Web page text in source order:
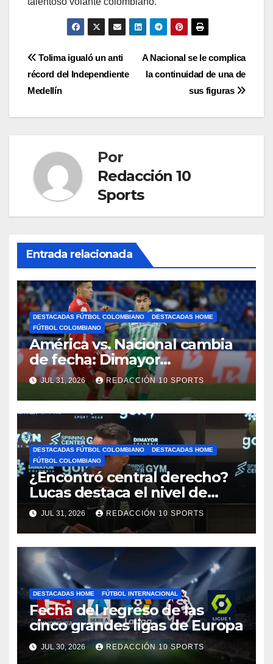
A Nacional se le complica
la continuidad de una de
sus figuras
Tolima igualó un anti
récord del Independiente
Medellín
Por
Redacción 10
Sports
Entrada relacionada
DESTACADAS FÚTBOL COLOMBIANO
DESTACADAS HOME
FÚTBOL COLOMBIANO
América vs. Nacional cambia
de fecha: Dimayor
reprogramó el clásico por
motivos de seguridad
JUL 31, 2026 REDACCIÓN 10 SPORTS
DESTACADAS FÚTBOL COLOMBIANO
DESTACADAS HOME
FÚTBOL COLOMBIANO
¿Encontró central derecho?
Lucas destaca el nivel de
Néider Parra
JUL 31, 2026 REDACCIÓN 10 SPORTS
DESTACADAS HOME FÚTBOL INTERNACIONAL
Fecha del regreso de las
cinco grandes ligas de Europa
JUL 30, 2026 REDACCIÓN 10 SPORTS